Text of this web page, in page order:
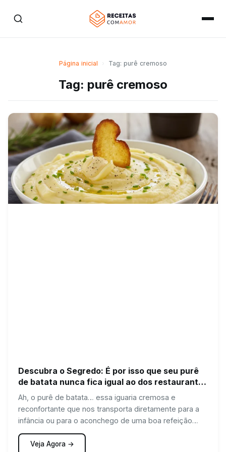
Página inicial Tag: purê cremoso
Tag: purê cremoso
Descubra o Segredo: É por isso que seu purê
de batata nunca fica igual ao dos restaurantes
🥔
Ah, o purê de batata… essa iguaria cremosa e
reconfortante que nos transporta diretamente para a
infância ou para o aconchego de uma boa refeição…
Veja Agora →